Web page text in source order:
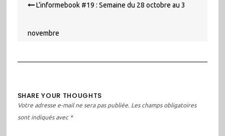
de L’informebook #19 : Semaine du 28 octobre au 3
novembre
SHARE YOUR THOUGHTS
Votre adresse e-mail ne sera pas publiée. Les champs obligatoires
sont indiqués avec *